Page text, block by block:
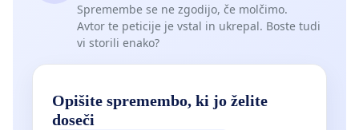
Spremembe se ne zgodijo, če molčimo.
Avtor te peticije je vstal in ukrepal. Boste tudi
vi storili enako?
Opišite spremembo, ki jo želite
doseči